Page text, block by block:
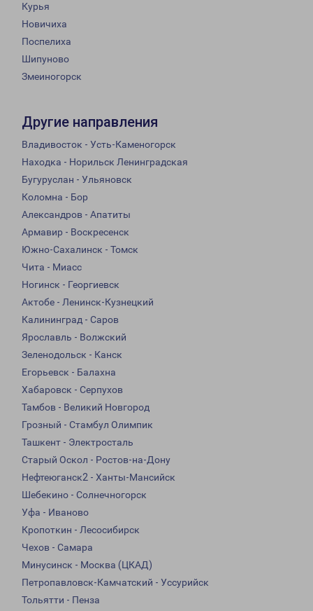
Курья
Новичиха
Поспелиха
Шипуново
Змеиногорск
Другие направления
Владивосток - Усть-Каменогорск
Находка - Норильск Ленинградская
Бугуруслан - Ульяновск
Коломна - Бор
Александров - Апатиты
Армавир - Воскресенск
Южно-Сахалинск - Томск
Чита - Миасс
Ногинск - Георгиевск
Актобе - Ленинск-Кузнецкий
Калининград - Саров
Ярославль - Волжский
Зеленодольск - Канск
Егорьевск - Балахна
Хабаровск - Серпухов
Тамбов - Великий Новгород
Грозный - Стамбул Олимпик
Ташкент - Электросталь
Старый Оскол - Ростов-на-Дону
Нефтеюганск2 - Ханты-Мансийск
Шебекино - Солнечногорск
Уфа - Иваново
Кропоткин - Лесосибирск
Чехов - Самара
Минусинск - Москва (ЦКАД)
Петропавловск-Камчатский - Уссурийск
Тольятти - Пенза